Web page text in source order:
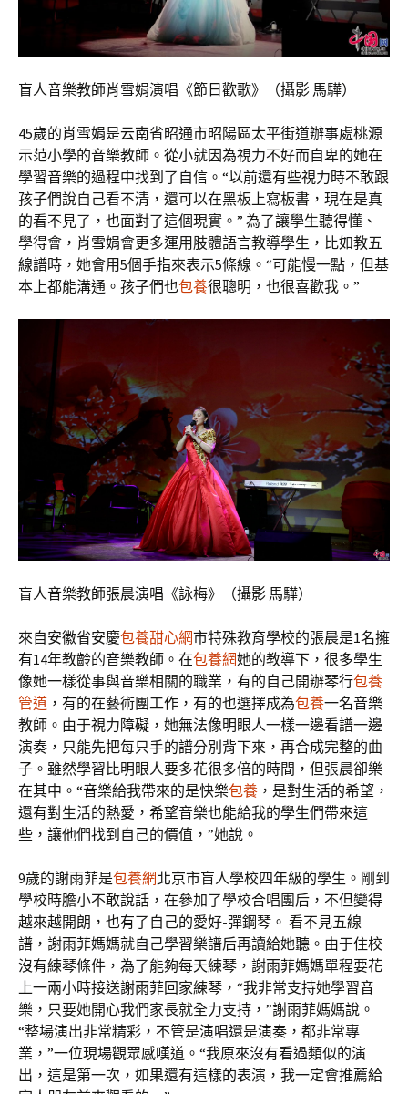
盲人音樂教師肖雪娟演唱《節日歡歌》（攝影 馬驊）
45歲的肖雪娟是云南省昭通市昭陽區太平街道辦事處桃源
示范小學的音樂教師。從小就因為視力不好而自卑的她在
學習音樂的過程中找到了自信。“以前還有些視力時不敢跟
孩子們說自己看不清，還可以在黑板上寫板書，現在是真
的看不見了，也面對了這個現實。” 為了讓學生聽得懂、
學得會，肖雪娟會更多運用肢體語言教導學生，比如教五
線譜時，她會用5個手指來表示5條線。“可能慢一點，但基
本上都能溝通。孩子們也包養很聰明，也很喜歡我。”
盲人音樂教師張晨演唱《詠梅》（攝影 馬驊）
來自安徽省安慶包養甜心網市特殊教育學校的張晨是1名擁
有14年教齡的音樂教師。在包養網她的教導下，很多學生
像她一樣從事與音樂相關的職業，有的自己開辦琴行包養
管道 ，有的在藝術團工作，有的也選擇成為包養一名音樂
教師。由于視力障礙，她無法像明眼人一樣一邊看譜一邊
演奏，只能先把每只手的譜分別背下來，再合成完整的曲
子。雖然學習比明眼人要多花很多倍的時間，但張晨卻樂
在其中。“音樂給我帶來的是快樂包養 ，是對生活的希望，
還有對生活的熱愛，希望音樂也能給我的學生們帶來這
些，讓他們找到自己的價值，”她說。
9歲的謝雨菲是包養網北京市盲人學校四年級的學生。剛到
學校時膽小不敢說話，在參加了學校合唱團后，不但變得
越來越開朗，也有了自己的愛好-彈鋼琴。 看不見五線
譜，謝雨菲媽媽就自己學習樂譜后再讀給她聽。由于住校
沒有練琴條件，為了能夠每天練琴，謝雨菲媽媽單程要花
上一兩小時接送謝雨菲回家練琴，“我非常支持她學習音
樂，只要她開心我們家長就全力支持，”謝雨菲媽媽說。
“整場演出非常精彩，不管是演唱還是演奏，都非常專
業，”一位現場觀眾感嘆道。“我原來沒有看過類似的演
出，這是第一次，如果還有這樣的表演，我一定會推薦給